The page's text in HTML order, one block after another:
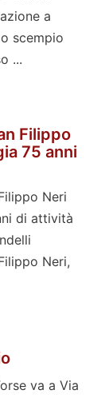
a
scempio
...
Filippo
75 anni
Neri
di attività
Neri,
va a Via